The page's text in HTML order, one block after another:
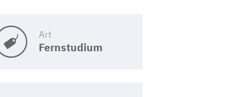
Art
Fernstudium